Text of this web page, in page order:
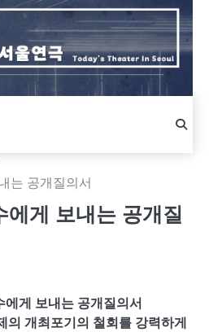
는 공개질의서
에게 보내는 공개질
에게 보내는 공개질의서
의 개최포기의 철회를 강력하게